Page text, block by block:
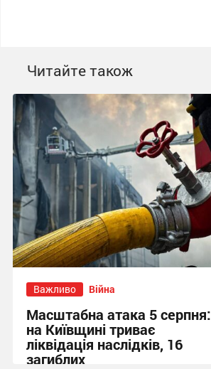
Читайте також
Важливо Війна
Масштабна атака 5 серпня:
на Київщині триває
ліквідація наслідків, 16
загиблих